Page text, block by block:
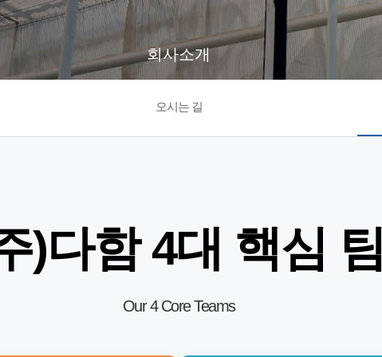
회사소개
오시는 길
)다함 4대 핵심 팀
Our 4 Core Teams